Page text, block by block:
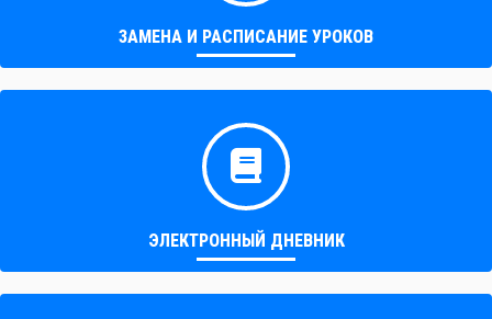
ЗАМЕНА И РАСПИСАНИЕ УРОКОВ
ЭЛЕКТРОННЫЙ ДНЕВНИК